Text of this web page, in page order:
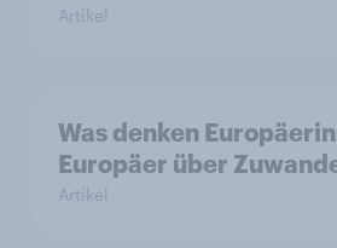
Artikel
Was denken
Europäer über
Artikel